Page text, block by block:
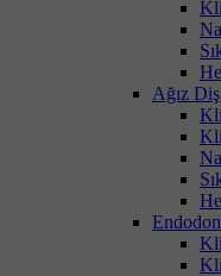
Ağız